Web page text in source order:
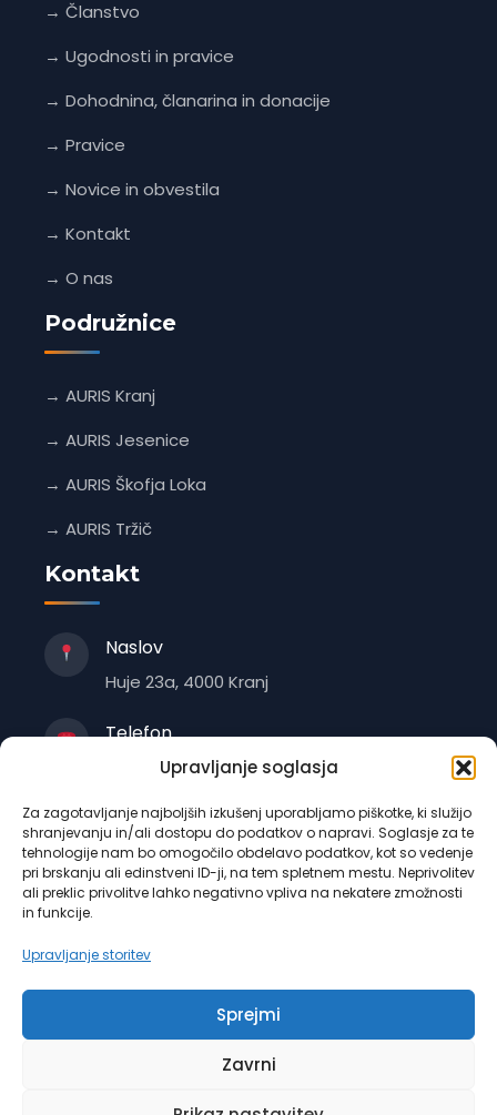
Upravljanje soglasja
Za zagotavljanje najboljših izkušenj uporabljamo piškotke, ki služijo
shranjevanju in/ali dostopu do podatkov o napravi. Soglasje za te
tehnologije nam bo omogočilo obdelavo podatkov, kot so vedenje
pri brskanju ali edinstveni ID-ji, na tem spletnem mestu. Neprivolitev
ali preklic privolitve lahko negativno vpliva na nekatere zmožnosti
in funkcije.
Upravljanje storitev
Sprejmi
Zavrni
→ Članstvo
→ Ugodnosti in pravice
→ Dohodnina, članarina in donacije
→ Pravice
→ Novice in obvestila
→ Kontakt
→ O nas
Podružnice
→ AURIS Kranj
→ AURIS Jesenice
→ AURIS Škofja Loka
→ AURIS Tržič
Kontakt
Naslov
Huje 23a, 4000 Kranj
Telefon
+386 4 235 1470
E-pošta
info@auris.si
Delovni čas
© 2025 AURIS Kranj - Medobčinsko društvo gluhih
Izdelava in gostovanjeNumen, spletne storitve